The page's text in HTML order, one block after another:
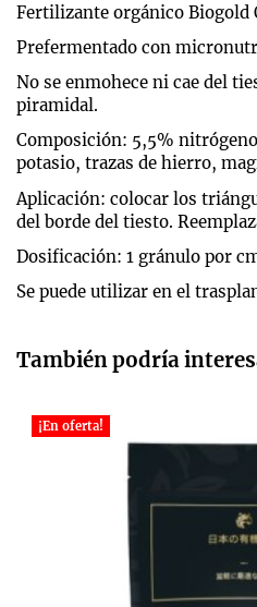
Fertilizante orgánico Biogold
Prefermentado con
No se enmohece ni cae del
piramidal.
Composición: 5,5%
potasio, trazas de hierro,
Aplicación: colocar los
del borde del tiesto.
Dosificación: 1 gránulo por
Se puede utilizar en el
También podría
¡En oferta!